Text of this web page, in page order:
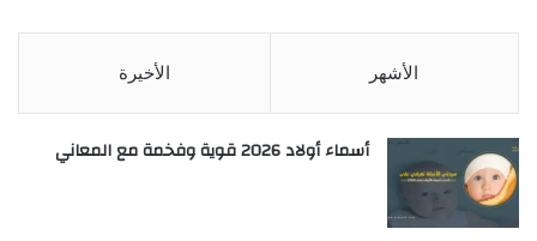
الأشهر الأخيرة
أسماء أولاد 2026 قوية وفخمة مع المعاني